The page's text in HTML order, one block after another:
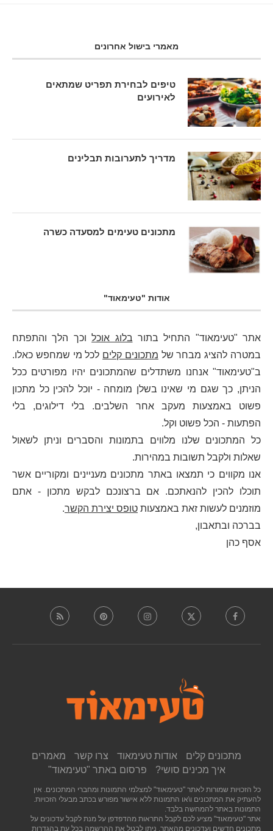
מאמרי בישול אחרונים
טיפים לבחירת תפריט שמתאים
לאירועים
מדריך לתערובות תבלינים
מתכונים טעימים למסעדה כשרה
אודות "טעימאוד"
אתר "טעימאוד" התחיל בתור בלוג אוכלוכך הלך והתפתח
במטרה להציג מבחר של מתכונים קלים לכל מי שמחפש כאלו.
ב"טעימאוד" אנחנו משתדלים שהמתכונים יהיו מפורטים ככל
הניתן, כך שגם מי שאינו בשלן מומחה - יוכל להכין כל מתכון
פשוט באמצעות מעקב אחר השלבים. בלי דילוגים, בלי
הפתעות - הכל פשוט וקל.
כל המתכונים שלנו מלווים בתמונות והסברים וניתן לשאול
שאלות ולקבל תשובות במהירות.
אנו מקווים כי תמצאו באתר מתכונים מעניינים ומקוריים אשר
תוכלו להכין להנאתכם. אם ברצונכם לבקש מתכון - אתם
מוזמנים לעשות זאת באמצעות טופס יצירת הקשר.
בברכה ובתאבון,
אסף כהן
מתכונים קלים אודות טעימאוד צרו קשר
מאמרים
איך מכינים סושי?
פרסום באתר "טעימאוד"
כל הזכויות שמורות לאתר "טעימאוד" למצלמי התמונות ומחברי המתכונים. אין
להעתיק את המתכונים ו\או התמונות ללא אישור מפורש בכתב מבעלי הזכויות.
התמונות באתר להמחשה בלבד.
אתר "טעימאוד" מציע לכם לקבל התראות מהדפדפן על מנת לקבל עדכונים על
מתכונים חדשים ועדכונים מהאתר. ניתן לבטל את ההרשמה בכל עת בהגדרות